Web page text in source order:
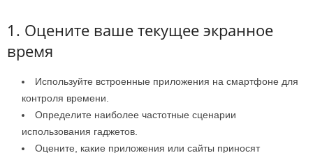
1. Оцените ваше текущее экранное
время
Используйте встроенные приложения на смартфоне для
контроля времени.
Определите наиболее частотные сценарии
использования гаджетов.
Оцените, какие приложения или сайты приносят